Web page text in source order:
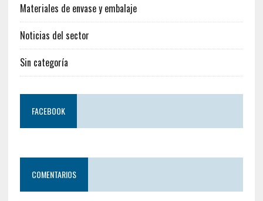
Materiales de envase y embalaje
Noticias del sector
Sin categoría
FACEBOOK
COMENTARIOS